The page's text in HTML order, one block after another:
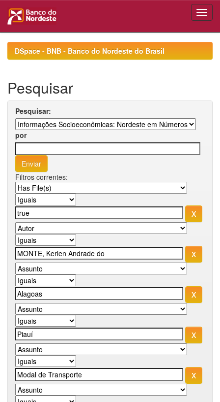
navigationDSpace - BNB - Banco do Nordeste do Brasil
Pesquisar
Pesquisar:
por
Filtros correntes: